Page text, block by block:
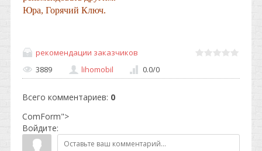
Юра, Горячий Ключ.
рекомендации заказчиков
3889
lihomobil 0.0/0
Всего комментариев: 0
ComForm">
Войдите: